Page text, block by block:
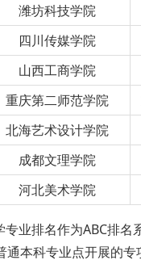
潍坊科技学院
四川传媒学院
山西工商学院
重庆第二师范学院
北海艺术设计学院
成都文理学院
河北美术学院
专业排名作为ABC排名
通本科专业点开展的专